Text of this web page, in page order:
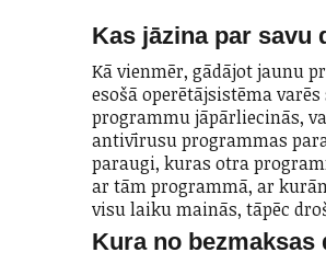
Kas jāzina par savu
Kā vienmēr, gādājot jaunu
esošā operētājsistēma
programmu jāpārliecinās,
antivīrusu programmas
paraugi, kuras otra
ar tām programmā, ar
visu laiku mainās, tāpēc
Kura no